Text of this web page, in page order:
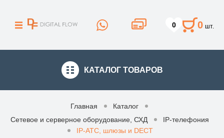
0 0 шт.
КАТАЛОГ ТОВАРОВ
Главная
Каталог
Сетевое и серверное оборудование, СХД
IP-телефония
IP-АТС, шлюзы и DECT